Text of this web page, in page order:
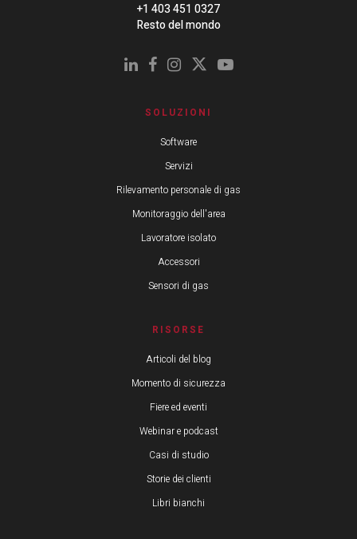
+1 403 451 0327
Resto del mondo
SOLUZIONI
Software
Servizi
Rilevamento personale di gas
Monitoraggio dell'area
Lavoratore isolato
Accessori
Sensori di gas
RISORSE
Articoli del blog
Momento di sicurezza
Fiere ed eventi
Webinar e podcast
Casi di studio
Storie dei clienti
Libri bianchi